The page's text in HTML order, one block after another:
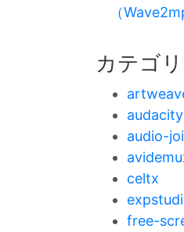
（
カテゴリ
audacity
audio-
celtx
free-